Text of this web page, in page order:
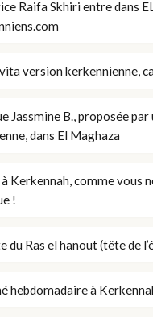
Raifa Skhiri entre dans
version kerkennienne,
Jassmine B., proposée
dans El Maghaza
à Kerkennah, comme vous
!
du Ras el hanout (tête de
hebdomadaire à